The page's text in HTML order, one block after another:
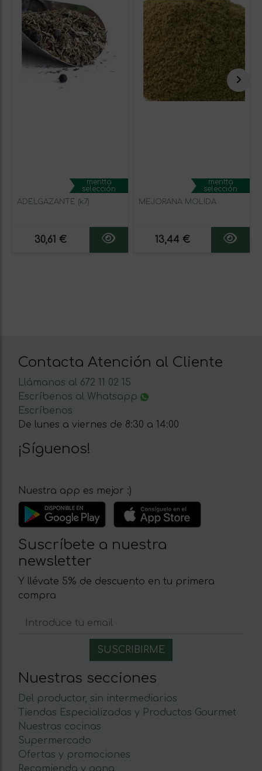
mentta
selección
ADELGAZANTE (k7)
30,61 €
mentta
selección
MEJORANA MOLIDA
13,44 €
Contacta Atención al Cliente
Llámanos al 672 11 02 15
Escríbenos al Whatsapp
Escríbenos
De lunes a viernes de 8:30 a 14:00
¡Síguenos!
Nuestra app es mejor :)
Suscríbete a nuestra
newsletter
Y llévate 5% de descuento en tu primera
compra
Nuestras secciones
Del productor, sin intermediarios
Tiendas Especializadas y Productos Gourmet
Nuestras cocinas
Supermercado
Ofertas y promociones